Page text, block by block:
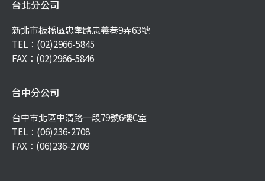
台北分公司
新北市板橋區忠孝路忠義巷9弄63號
TEL： (02)2966-5845
FAX：(02)2966-5846
台中分公司
台中市北區中清路一段79號6樓C室
TEL： (06)236-2708
FAX：(06)236-2709